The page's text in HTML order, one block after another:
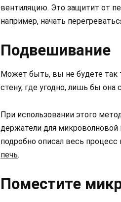
вентиляцию. Это защитит от
например, начать
Подвешивание
Может быть, вы не будете так
стену, где угодно, лишь бы
При использовании этого
держатели для микроволновой
подробно описал весь
печь.
Поместите